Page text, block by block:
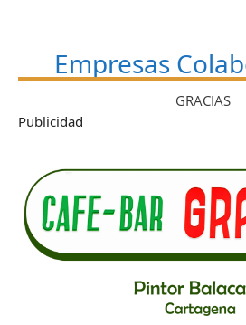
Empresas
GRACIAS
Publicidad